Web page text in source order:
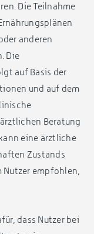
Die Teilnahme
anderen
Die
auf Basis der
und auf dem
Beratung
eine ärztliche
Zustands
Nutzer empfohlen,
dass Nutzer bei